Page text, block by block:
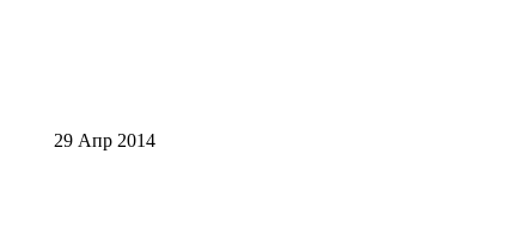
29 Апр 2014